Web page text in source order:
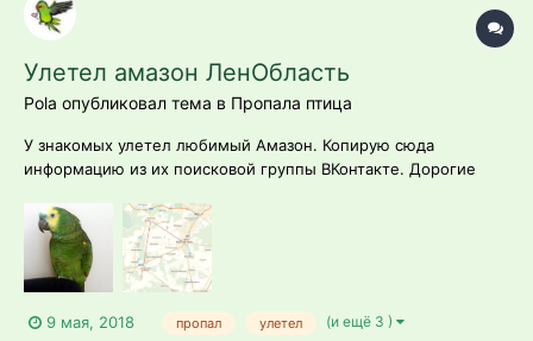
Улетел амазон ЛенОбласть
Pola опубликовал тема в Пропала птица
У знакомых улетел любимый Амазон. Копирую сюда
информацию из их поисковой группы ВКонтакте. Дорогие
информации! «Случилось всё 15го апреля. Отправная точка
поиска – деревня Куйдузи. Наш Троша улетел около часа дня.
В этот день, пройдя...
9 мая, 2018 пропал улетел (и ещё 3 )